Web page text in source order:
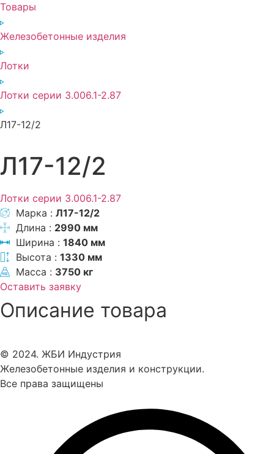
Товары
Железобетонные изделия
Лотки
Лотки серии 3.006.1-2.87
Л17-12/2
Л17-12/2
Лотки серии 3.006.1-2.87
Марка : Л17-12/2
Длина : 2990 мм
Ширина : 1840 мм
Высота : 1330 мм
Масса : 3750 кг
Оставить заявку
Описание товара
© 2024. ЖБИ Индустрия
Железобетонные изделия и конструкции.
Все права защищены